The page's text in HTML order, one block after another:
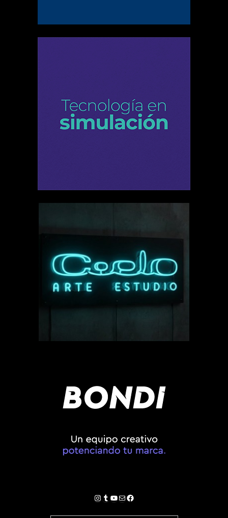
Instagram
Tumblr
YouTube
Correo electrónico
Facebook